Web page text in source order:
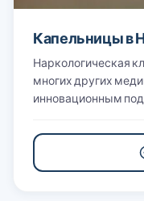
Капельницы в
Наркологическая
многих других
инновационным